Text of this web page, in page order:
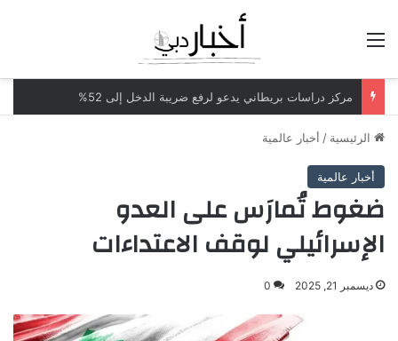
مركز دراسات بريطاني يدعو لرفع ضريبة الدخل إلى 52%
الرئيسية / أخبار عالمية
أخبار عالمية
ضغوط تُمارَس على العدو
الإسرائيلي لوقف الاعتداءات
ديسمبر 21, 2025 0